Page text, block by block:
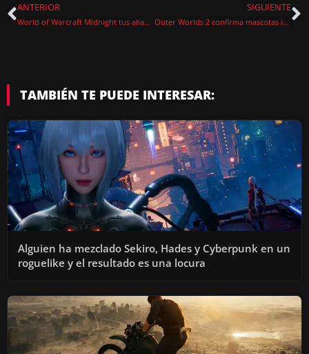
ANTERIOR
World of Warcraft Midnight tus aliados favoritos son ahora los enemigos finales
SIGUIENTE
Outer Worlds 2 confirma mascotas interactivas en el juego
TAMBIÉN TE PUEDE INTERESAR:
Alguien ha mezclado Sekiro, Hades y Cyberpunk en un
roguelike y el resultado es una locura